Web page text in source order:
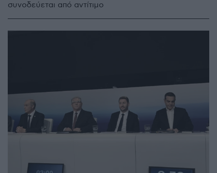
συνοδεύεται από αντίτιμο